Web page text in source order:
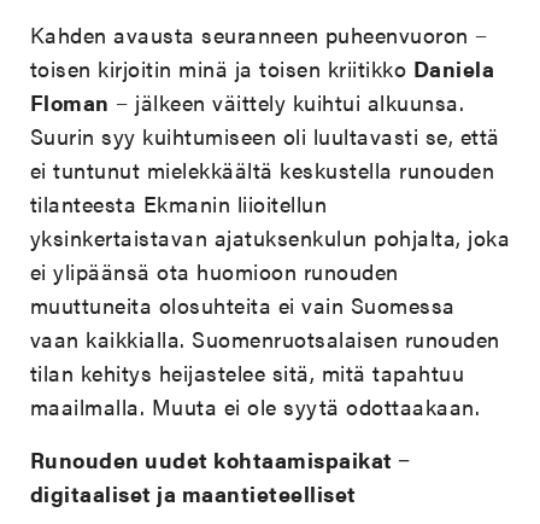
Kahden avausta seuranneen puheenvuoron −
toisen kirjoitin minä ja toisen kriitikko Daniela
Floman − jälkeen väittely kuihtui alkuunsa.
Suurin syy kuihtumiseen oli luultavasti se, että
ei tuntunut mielekkäältä keskustella runouden
tilanteesta Ekmanin liioitellun
yksinkertaistavan ajatuksenkulun pohjalta, joka
ei ylipäänsä ota huomioon runouden
muuttuneita olosuhteita ei vain Suomessa
vaan kaikkialla. Suomenruotsalaisen runouden
tilan kehitys heijastelee sitä, mitä tapahtuu
maailmalla. Muuta ei ole syytä odottaakaan.
Runouden uudet kohtaamispaikat −
digitaaliset ja maantieteelliset